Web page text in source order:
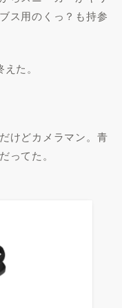
ス用のくっ？も持参
た。
けどカメラマン。青
ってた。